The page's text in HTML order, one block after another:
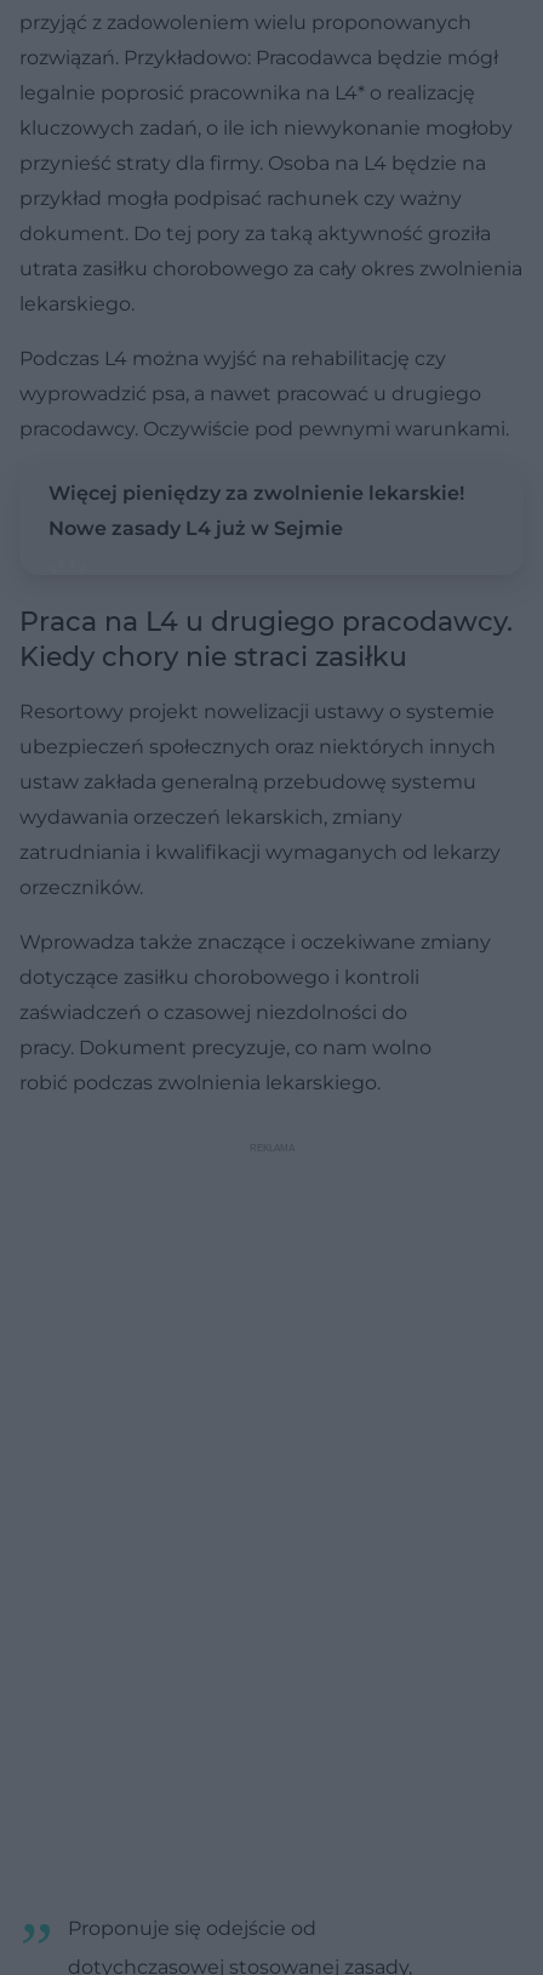
przyjąć z zadowoleniem wielu proponowanych
rozwiązań. Przykładowo: Pracodawca będzie mógł
legalnie poprosić pracownika na L4* o realizację
kluczowych zadań, o ile ich niewykonanie mogłoby
przynieść straty dla firmy. Osoba na L4 będzie na
przykład mogła podpisać rachunek czy ważny
dokument. Do tej pory za taką aktywność groziła
utrata zasiłku chorobowego za cały okres zwolnienia
lekarskiego.
Podczas L4 można wyjść na rehabilitację czy
wyprowadzić psa, a nawet pracować u drugiego
pracodawcy. Oczywiście pod pewnymi warunkami.
Więcej pieniędzy za zwolnienie lekarskie!
Nowe zasady L4 już w Sejmie
Praca na L4 u drugiego pracodawcy.
Kiedy chory nie straci zasiłku
Resortowy projekt nowelizacji ustawy o systemie
ubezpieczeń społecznych oraz niektórych innych
ustaw zakłada generalną przebudowę systemu
wydawania orzeczeń lekarskich, zmiany
zatrudniania i kwalifikacji wymaganych od lekarzy
orzeczników.
Wprowadza także znaczące i oczekiwane zmiany
dotyczące zasiłku chorobowego i kontroli
zaświadczeń o czasowej niezdolności do
pracy. Dokument precyzuje, co nam wolno
robić podczas zwolnienia lekarskiego.
Proponuje się odejście od
dotychczasowej stosowanej zasady,